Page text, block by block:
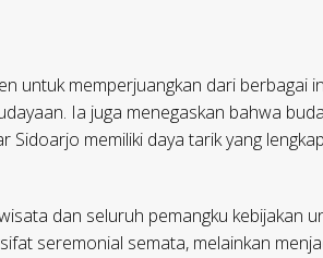
untuk memperjuangkan dari berbagai
Ia juga menegaskan bahwa
memiliki daya tarik yang
dan seluruh pemangku kebijakan
seremonial semata, melainkan